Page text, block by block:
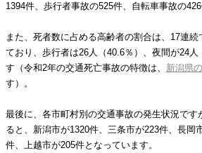
1394件、歩行者事故の525件、自転車事故の426
また、死者数に占める高齢者の割合は、17連
ており、歩行者は26人（40.6％）、夜間が24人
す（令和2年の交通死亡事故の特徴は、 新潟県
す）。
最後に、各市町村別の交通事故の発生状況です
ると、新潟市が1320件、三条市が223件、長岡
件、上越市が205件となっています。